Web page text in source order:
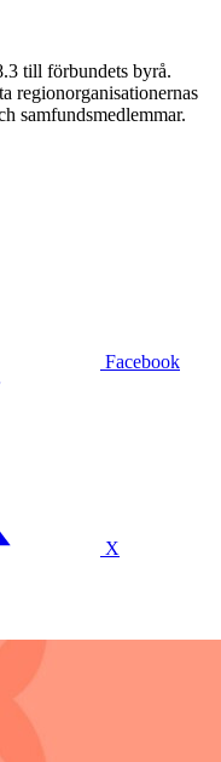
till förbundets byrå.
regionorganisationernas
samfundsmedlemmar.
Facebook
X